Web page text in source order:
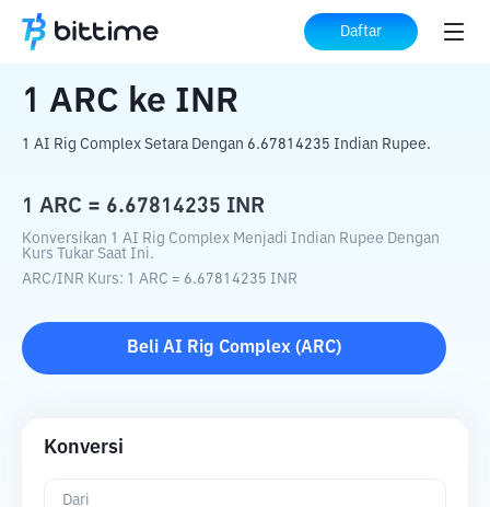
Daftar
Beranda Konverter Kripto ke INR
1 ARC ke INR
1 AI Rig Complex Setara Dengan 6.67814235 Indian Rupee.
1 ARC = 6.67814235 INR
Konversikan 1 AI Rig Complex Menjadi Indian Rupee Dengan
Kurs Tukar Saat Ini.
ARC/INR Kurs: 1 ARC = 6.67814235 INR
Beli AI Rig Complex (ARC)
Konversi
Dari